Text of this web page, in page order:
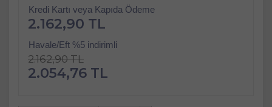
Kredi Kartı veya Kapıda Ödeme
2.162,90 TL
Havale/Eft %5 indirimli
2.162,90 TL
2.054,76 TL